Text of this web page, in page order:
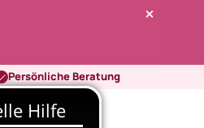
Persönliche Beratung